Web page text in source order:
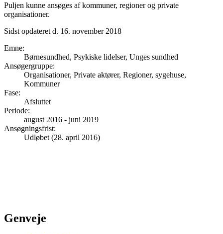
Puljen kunne ansøges af kommuner, regioner og private
organisationer.
Sidst opdateret d. 16. november 2018
Emne:
Børnesundhed, Psykiske lidelser, Unges sundhed
Ansøgergruppe:
Organisationer, Private aktører, Regioner, sygehuse,
Kommuner
Fase:
Afsluttet
Periode:
august 2016 - juni 2019
Ansøgningsfrist:
Udløbet (28. april 2016)
Genveje